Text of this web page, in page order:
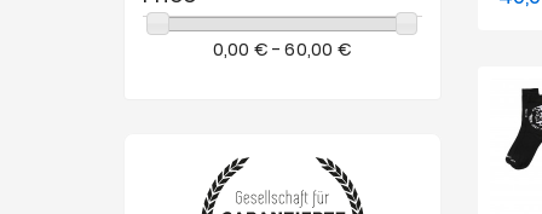
0,00 € - 60,00 €